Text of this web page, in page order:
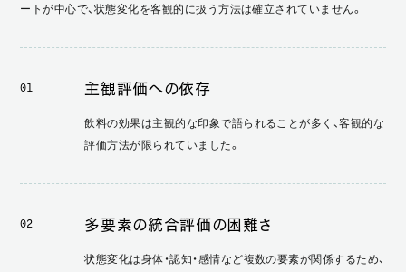
ートが中心で、状態変化を客観的に扱う方法は確立されていません。
01 主観評価への依存
飲料の効果は主観的な印象で語られることが多く、客観的な
評価方法が限られていました。
02 多要素の統合評価の困難さ
状態変化は身体・認知・感情など複数の要素が関係するため、